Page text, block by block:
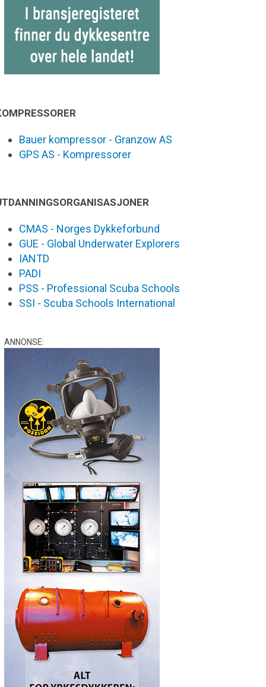
Bauer kompressor - Granzow AS
GPS AS - Kompressorer
CMAS - Norges Dykkeforbund
GUE - Global Underwater Explorers
IANTD
PADI
PSS - Professional Scuba Schools
SSI - Scuba Schools International
ANNONSE: